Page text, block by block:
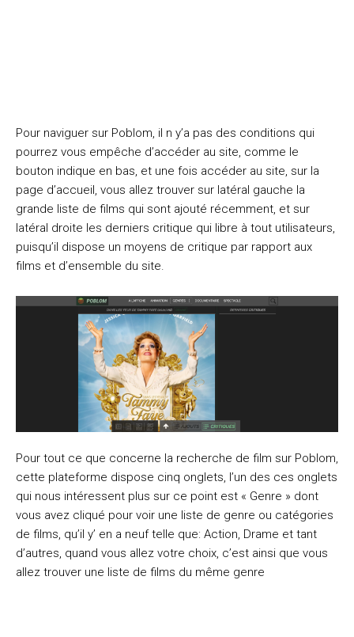
Pour naviguer sur Poblom, il n y’a pas des conditions qui
pourrez vous empêche d’accéder au site, comme le
bouton indique en bas, et une fois accéder au site, sur la
page d’accueil, vous allez trouver sur latéral gauche la
grande liste de films qui sont ajouté récemment, et sur
latéral droite les derniers critique qui libre à tout utilisateurs,
puisqu’il dispose un moyens de critique par rapport aux
films et d’ensemble du site.
Pour tout ce que concerne la recherche de film sur Poblom,
cette plateforme dispose cinq onglets, l’un des ces onglets
qui nous intéressent plus sur ce point est « Genre » dont
vous avez cliqué pour voir une liste de genre ou catégories
de films, qu’il y’ en a neuf telle que: Action, Drame et tant
d’autres, quand vous allez votre choix, c’est ainsi que vous
allez trouver une liste de films du même genre